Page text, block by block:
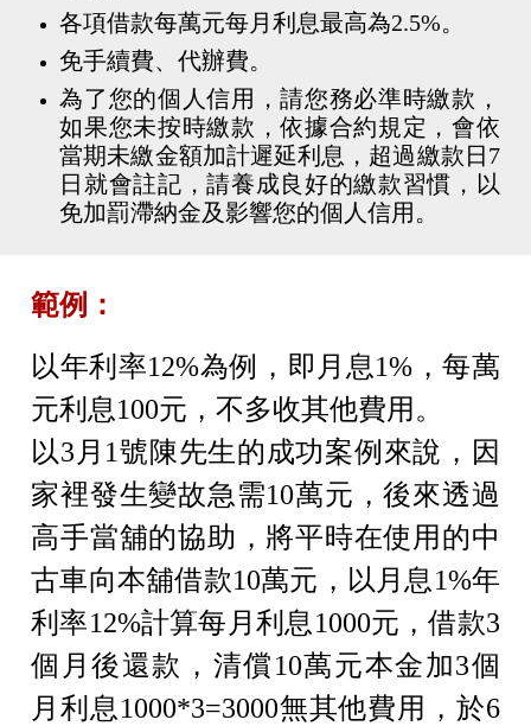
各項借款每萬元每月利息最高為2.5%。
免手續費、代辦費。
為了您的個人信用，請您務必準時繳款，
如果您未按時繳款，依據合約規定，會依
當期未繳金額加計遲延利息，超過繳款日7
日就會註記，請養成良好的繳款習慣，以
免加罰滯納金及影響您的個人信用。
範例：
以年利率12%為例，即月息1%，每萬
元利息100元，不多收其他費用。
以3月1號陳先生的成功案例來說，因
家裡發生變故急需10萬元，後來透過
高手當舖的協助，將平時在使用的中
古車向本舖借款10萬元，以月息1%年
利率12%計算每月利息1000元，借款3
個月後還款，清償10萬元本金加3個
月利息1000*3=3000無其他費用，於6